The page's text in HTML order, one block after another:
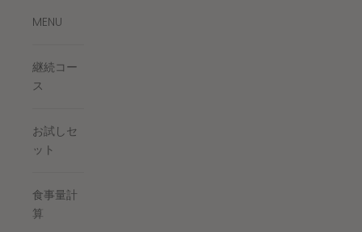
MENU
継続コー
ス
お試しセ
ット
食事量計
算